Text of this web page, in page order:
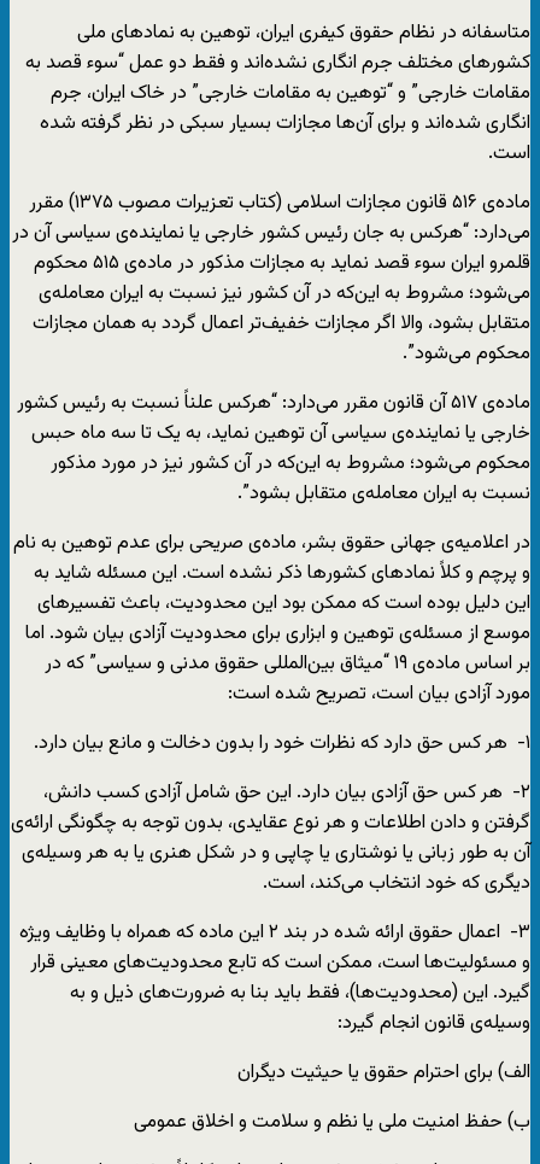
متاسفانه در نظام حقوق کیفری ایران، توهین به نمادهای ملی
کشورهای مختلف جرم انگاری نشده‌اند و فقط دو عمل “سوء قصد به
مقامات خارجی” و “توهین به مقامات خارجی” در خاک ایران، جرم
انگاری شده‌اند و برای آن‌ها مجازات بسیار سبکی در نظر گرفته شده
است.
ماده‌ی ۵۱۶ قانون مجازات اسلامی (کتاب تعزیرات مصوب ۱۳۷۵) مقرر
می‌دارد: “هرکس به جان رئیس کشور خارجی یا نماینده‌ی سیاسی آن در
قلمرو ایران سوء قصد نماید به مجازات مذکور در ماده‌ی ۵۱۵ محکوم
می‌شود؛ مشروط به این‌که در آن کشور نیز نسبت به ایران معامله‌ی
متقابل بشود، والا اگر مجازات خفیف‌تر اعمال گردد به همان مجازات
محکوم می‌شود”.
ماده‌ی ۵۱۷ آن قانون مقرر می‌دارد: “هرکس علناً نسبت به رئیس کشور
خارجی یا نماینده‌ی سیاسی آن توهین نماید، به یک تا سه ماه حبس
محکوم می‌شود؛ مشروط به این‌که در آن کشور نیز در مورد مذکور
نسبت به ایران معامله‌ی متقابل بشود”.
در اعلامیه‌ی جهانی حقوق بشر، ماده‌ی صریحی برای عدم توهین به نام
و پرچم و کلاً نمادهای کشورها ذکر نشده است. این مسئله شاید به
این دلیل بوده است که ممکن بود این محدودیت، باعث تفسیرهای
موسع از مسئله‌ی توهین و ابزاری برای محدودیت آزادی بیان شود. اما
بر اساس ماده‌ی ۱۹ “میثاق بین‌المللی حقوق مدنی و سیاسی” که در
مورد آزادی بیان است، تصریح شده است:
۱- هر کس حق دارد که نظرات خود را بدون دخالت و مانع بیان دارد.
۲- هر کس حق آزادی بیان دارد. این حق شامل آزادی کسب دانش،
گرفتن و دادن اطلاعات و هر نوع عقایدی، بدون توجه به چگونگی ارائه‌ی
آن به طور زبانی یا نوشتاری یا چاپی و در شکل هنری یا به هر وسیله‌ی
دیگری که خود انتخاب می‌کند، است.
۳- اعمال حقوق ارائه شده در بند ۲ این ماده که همراه با وظایف ویژه
و مسئولیت‌ها است، ممکن است که تابع محدودیت‌های معینی قرار
گیرد. این (محدودیت‌ها)، فقط باید بنا به ضرورت‌های ذیل و به
وسیله‌ی قانون انجام گیرد:
الف) برای احترام حقوق یا حیثیت دیگران
ب) حفظ امنیت ملی یا نظم و سلامت و اخلاق عمومی